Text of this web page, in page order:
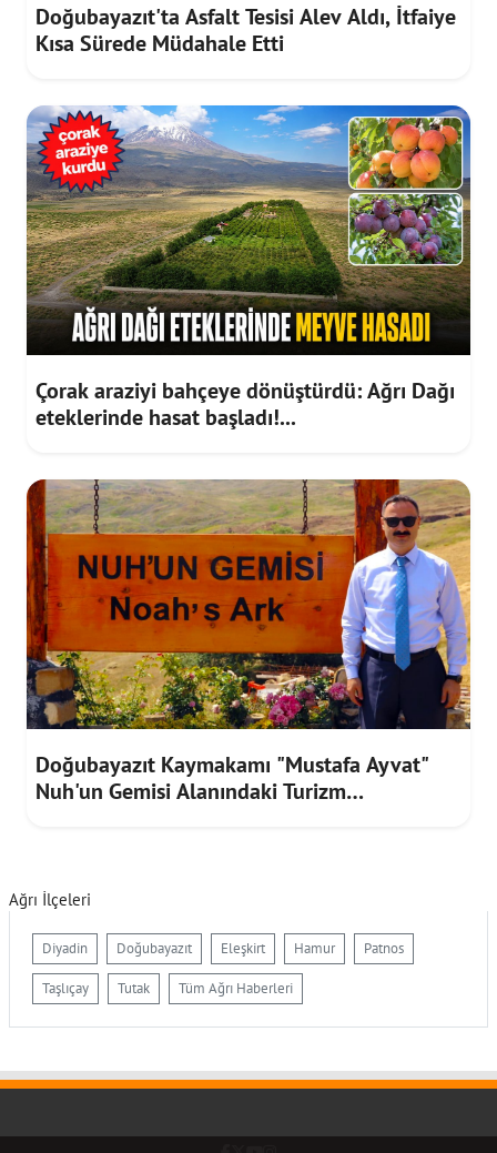
Doğubayazıt'ta Asfalt Tesisi Alev Aldı, İtfaiye
Kısa Sürede Müdahale Etti
Çorak araziyi bahçeye dönüştürdü: Ağrı Dağı
eteklerinde hasat başladı!...
Doğubayazıt Kaymakamı "Mustafa Ayvat"
Nuh'un Gemisi Alanındaki Turizm
Ağrı İlçeleri
Diyadin Doğubayazıt Eleşkirt Hamur Patnos
Taşlıçay Tutak Tüm Ağrı Haberleri